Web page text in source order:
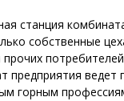
станция
собственные
предприятия ведет
горным